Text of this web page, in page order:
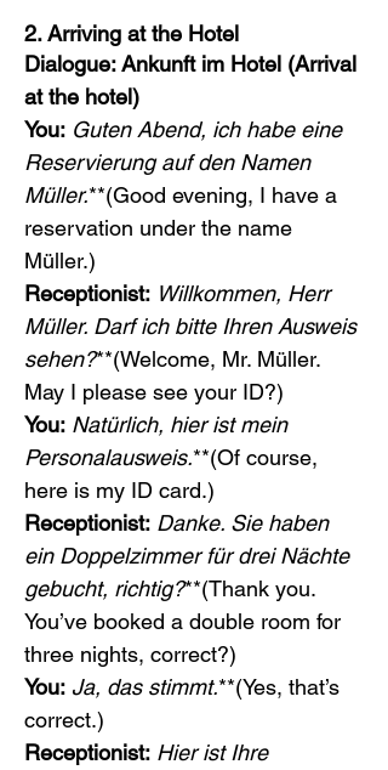
2. Arriving at the Hotel
Dialogue: Ankunft im Hotel (Arrival
at the hotel)
You: Guten Abend, ich habe eine
Reservierung auf den Namen
Müller.**(Good evening, I have a
reservation under the name
Müller.)
Receptionist: Willkommen, Herr
Müller. Darf ich bitte Ihren Ausweis
sehen?**(Welcome, Mr. Müller.
May I please see your ID?)
You: Natürlich, hier ist mein
Personalausweis.**(Of course,
here is my ID card.)
Receptionist: Danke. Sie haben
ein Doppelzimmer für drei Nächte
gebucht, richtig?**(Thank you.
You’ve booked a double room for
three nights, correct?)
You: Ja, das stimmt.**(Yes, that’s
correct.)
Receptionist: Hier ist Ihre